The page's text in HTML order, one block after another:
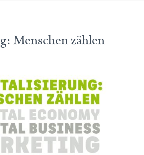
Menschen zählen